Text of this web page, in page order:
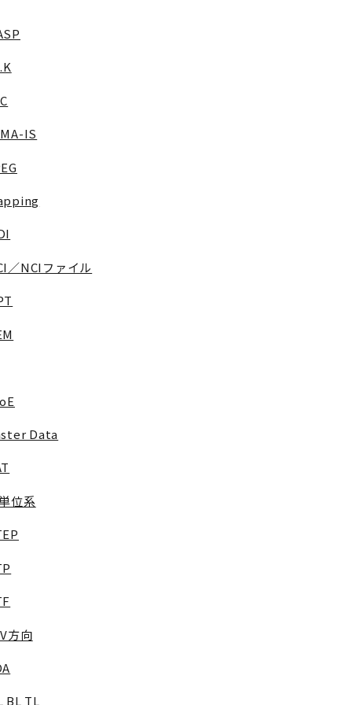
IS
／NCIファイル
Data
位系
方向
BL TL